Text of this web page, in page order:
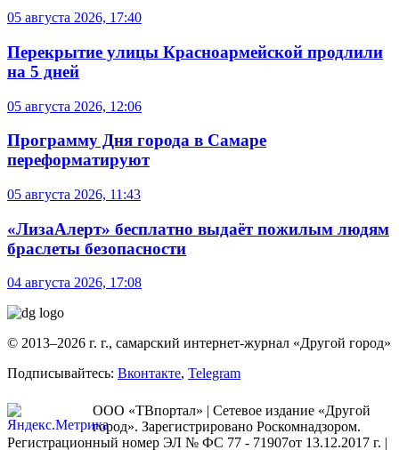
05 августа 2026, 17:40
Перекрытие улицы Красноармейской продлили
на 5 дней
05 августа 2026, 12:06
Программу Дня города в Самаре
переформатируют
05 августа 2026, 11:43
«ЛизаАлерт» бесплатно выдаёт пожилым людям
браслеты безопасности
04 августа 2026, 17:08
© 2013–2026 г. г., самарский интернет-журнал «Другой город»
Подписывайтесь: Вконтакте, Telegram
ООО «ТВпортал» | Сетевое издание «Другой
город». Зарегистрировано Роскомнадзором.
Регистрационный номер ЭЛ № ФС 77 - 71907от 13.12.2017 г. |